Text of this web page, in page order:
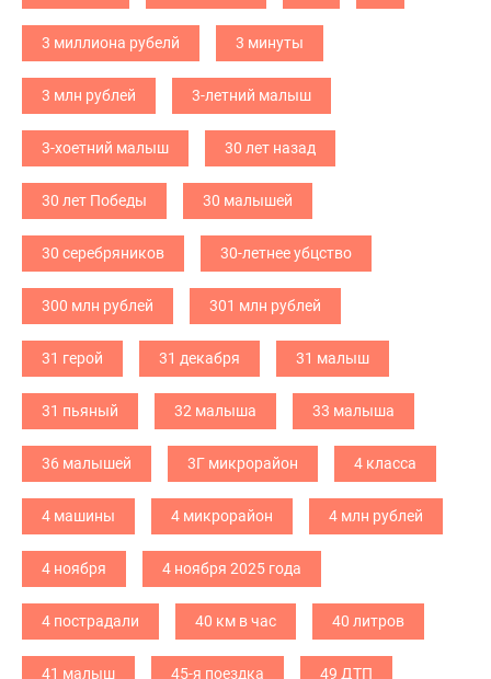
3 миллиона рубелй 3 минуты
3 млн рублей 3-летний малыш
3-хоетний малыш 30 лет назад
30 лет Победы 30 малышей
30 серебряников 30-летнее убцство
300 млн рублей 301 млн рублей
31 герой 31 декабря 31 малыш
31 пьяный 32 малыша 33 малыша
36 малышей 3Г микрорайон 4 класса
4 машины 4 микрорайон 4 млн рублей
4 ноября 4 ноября 2025 года
4 пострадали 40 км в час 40 литров
41 малыш 45-я поездка 49 ДТП